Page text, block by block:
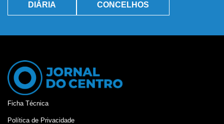
DIÁRIA CONCELHOS
Ficha Técnica
Política de Privacidade